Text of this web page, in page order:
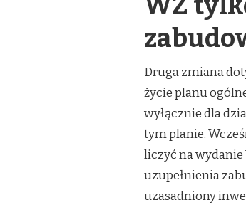
Druga zmiana
życie planu
wyłącznie dla
tym planie.
liczyć na wydanie
uzupełnienia
uzasadniony